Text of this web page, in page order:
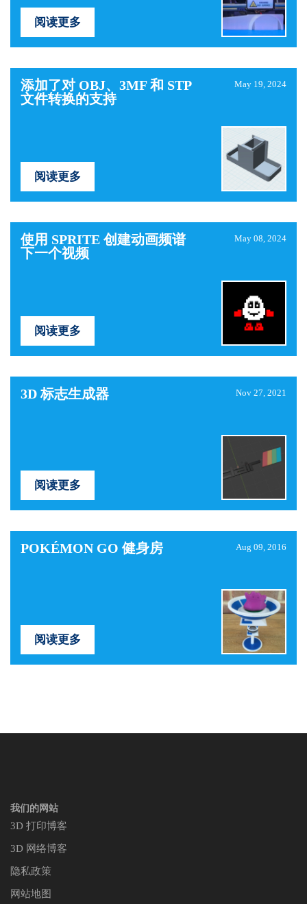
阅读更多
添加了对 OBJ、3MF 和 STP
文件转换的支持
May 19, 2024
阅读更多
使用 SPRITE 创建动画频谱
下一个视频
May 08, 2024
阅读更多
3D 标志生成器 Nov 27, 2021
阅读更多
POKÉMON GO 健身房 Aug 09, 2016
阅读更多
我们的网站
3D 打印博客
3D 网络博客
隐私政策
网站地图